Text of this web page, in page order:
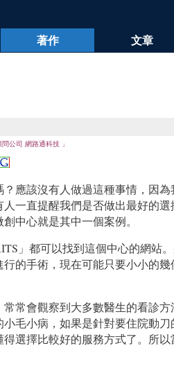
著作 文章
公司 網路通科技 」
應該沒有人做過這種事情，因
一直提醒我們是否做出最好的
中心就是其中一個案例。
」都可以找到這個中心的網站
的手術，現在可能只要小小的
常會觀察到大多數醫生的看診
毛小病，如果是針對要住院動
選擇比較好的服務方式了。所